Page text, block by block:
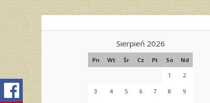
Sierpień 2026
Pn Wt Śr Cz Pt So
Nd
1
2
3 4 5 6 7 8 9